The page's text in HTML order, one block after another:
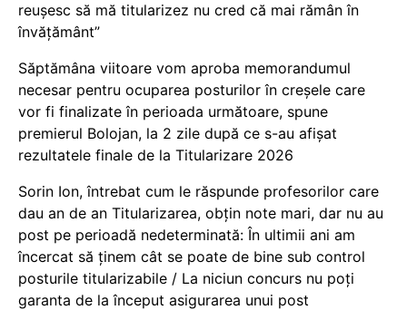
reușesc să mă titularizez nu cred că mai rămân în
învățământ”
Săptămâna viitoare vom aproba memorandumul
necesar pentru ocuparea posturilor în creșele care
vor fi finalizate în perioada următoare, spune
premierul Bolojan, la 2 zile după ce s-au afișat
rezultatele finale de la Titularizare 2026
Sorin Ion, întrebat cum le răspunde profesorilor care
dau an de an Titularizarea, obțin note mari, dar nu au
post pe perioadă nedeterminată: În ultimii ani am
încercat să ținem cât se poate de bine sub control
posturile titularizabile / La niciun concurs nu poți
garanta de la început asigurarea unui post